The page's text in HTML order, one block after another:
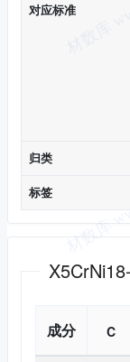
对应标准
归类
标签
成分 C